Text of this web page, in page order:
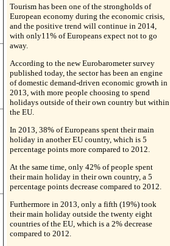
Tourism has been one of the strongholds of
European economy during the economic crisis,
and the positive trend will continue in 2014,
with only11% of Europeans expect not to go
away.
According to the new Eurobarometer survey
published today, the sector has been an engine
of domestic demand-driven economic growth in
2013, with more people choosing to spend
holidays outside of their own country but within
the EU.
In 2013, 38% of Europeans spent their main
holiday in another EU country, which is 5
percentage points more compared to 2012.
At the same time, only 42% of people spent
their main holiday in their own country, a 5
percentage points decrease compared to 2012.
Furthermore in 2013, only a fifth (19%) took
their main holiday outside the twenty eight
countries of the EU, which is a 2% decrease
compared to 2012.